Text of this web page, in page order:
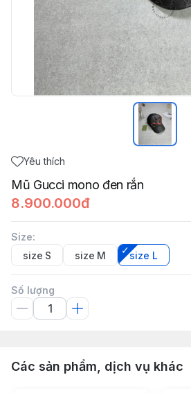
Yêu thích
Mũ Gucci mono đen rắn
8.900.000đ
Size:
size S
size M size L
Số lượng
Các sản phẩm, dịch vụ khác